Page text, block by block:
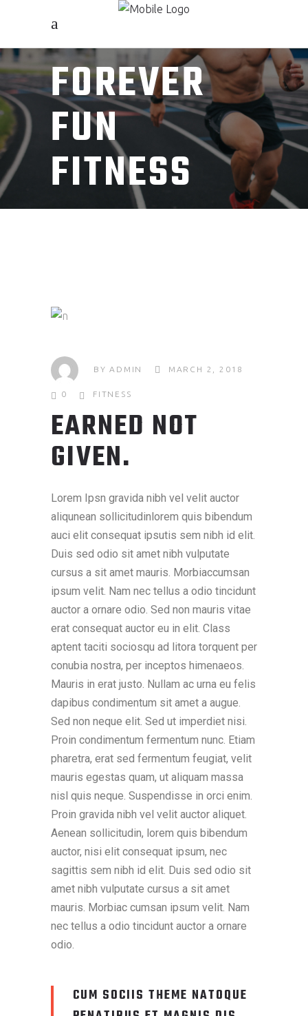
FOREVER
FUN
FITNESS
BYADMIN MARCH 2, 2018
0 FITNESS
EARNED NOT
GIVEN.
Lorem Ipsn gravida nibh vel velit auctor
aliqunean sollicitudinlorem quis bibendum
auci elit consequat ipsutis sem nibh id elit.
Duis sed odio sit amet nibh vulputate
cursus a sit amet mauris. Morbiaccumsan
ipsum velit. Nam nec tellus a odio tincidunt
auctor a ornare odio. Sed non mauris vitae
erat consequat auctor eu in elit. Class
aptent taciti sociosqu ad litora torquent per
conubia nostra, per inceptos himenaeos.
Mauris in erat justo. Nullam ac urna eu felis
dapibus condimentum sit amet a augue.
Sed non neque elit. Sed ut imperdiet nisi.
Proin condimentum fermentum nunc. Etiam
pharetra, erat sed fermentum feugiat, velit
mauris egestas quam, ut aliquam massa
nisl quis neque. Suspendisse in orci enim.
Proin gravida nibh vel velit auctor aliquet.
Aenean sollicitudin, lorem quis bibendum
auctor, nisi elit consequat ipsum, nec
sagittis sem nibh id elit. Duis sed odio sit
amet nibh vulputate cursus a sit amet
mauris. Morbiac cumsan ipsum velit. Nam
nec tellus a odio tincidunt auctor a ornare
odio.
CUM SOCIIS THEME NATOQUE